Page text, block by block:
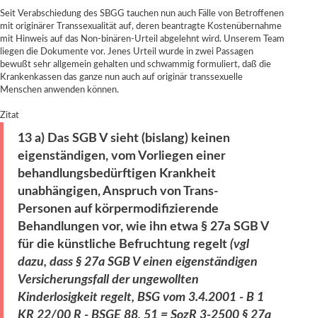
Seit Verabschiedung des SBGG tauchen nun auch Fälle von Betroffenen
mit originärer Transsexualität auf, deren beantragte Kostenübernahme
mit Hinweis auf das Non-binären-Urteil abgelehnt wird. Unserem Team
liegen die Dokumente vor. Jenes Urteil wurde in zwei Passagen
bewußt sehr allgemein gehalten und schwammig formuliert, daß die
Krankenkassen das ganze nun auch auf originär transsexuelle
Menschen anwenden können.
Zitat
13 a) Das SGB V sieht (bislang) keinen
eigenständigen, vom Vorliegen einer
behandlungsbedürftigen Krankheit
unabhängigen, Anspruch von Trans-
Personen auf körpermodifizierende
Behandlungen vor, wie ihn etwa § 27a SGB V
für die künstliche Befruchtung regelt (vgl
dazu, dass § 27a SGB V einen eigenständigen
Versicherungsfall der ungewollten
Kinderlosigkeit regelt, BSG vom 3.4.2001 - B 1
KR 22/00 R - BSGE 88, 51 = SozR 3-2500 § 27a